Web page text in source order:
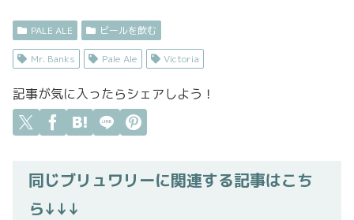
PALE ALE ビールを飲む
Mr. Banks Pale Ale Victoria
記事が気に入ったらシェアしよう！
同じブリュワリーに関連する記事はこち
ら↓↓↓